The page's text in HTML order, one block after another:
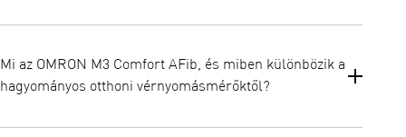
Mi az OMRON M3 Comfort AFib, és miben különbözik a
hagyományos otthoni vérnyomásmérőktől?